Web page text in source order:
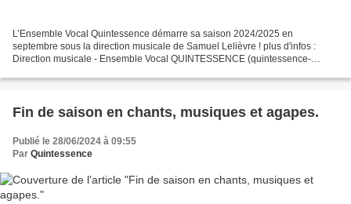
L’Ensemble Vocal Quintessence démarre sa saison 2024/2025 en
septembre sous la direction musicale de Samuel Lelièvre ! plus d'infos :
Direction musicale - Ensemble Vocal QUINTESSENCE (quintessence-
Fin de saison en chants, musiques et agapes.
Publié le 28/06/2024 à 09:55
Par Quintessence